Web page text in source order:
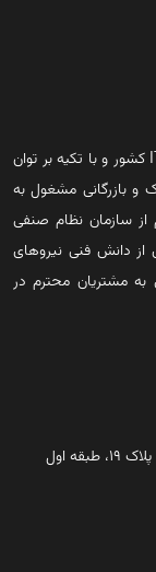
شرکت ستاک فناوری ویرا در راستای گسترش صنعت IT کشور و با تکیه بر توان
و بازرگانی مشغول به
از سازمان نظام صنفی
از دانش فنی نیروهای
مشتریان محترم در
اول